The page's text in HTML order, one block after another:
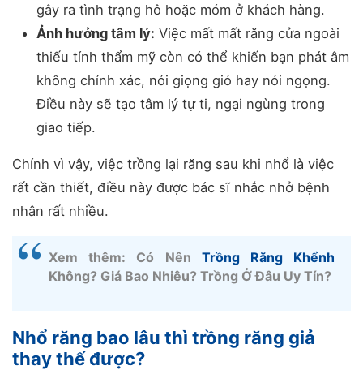
gây ra tình trạng hô hoặc móm ở khách hàng.
Ảnh hưởng tâm lý: Việc mất mất răng cửa ngoài
thiếu tính thẩm mỹ còn có thể khiến bạn phát âm
không chính xác, nói giọng gió hay nói ngọng.
Điều này sẽ tạo tâm lý tự ti, ngại ngùng trong
giao tiếp.
Chính vì vậy, việc trồng lại răng sau khi nhổ là việc
rất cần thiết, điều này được bác sĩ nhắc nhở bệnh
nhân rất nhiều.
Xem thêm: Có Nên Trồng Răng Khểnh
Không? Giá Bao Nhiêu? Trồng Ở Đâu Uy Tín?
Nhổ răng bao lâu thì trồng răng giả
thay thế được?